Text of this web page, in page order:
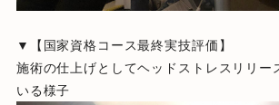
▼【国家資格コース最終実技評価】
施術の仕上げとしてヘッドストレスリリー
いる様子